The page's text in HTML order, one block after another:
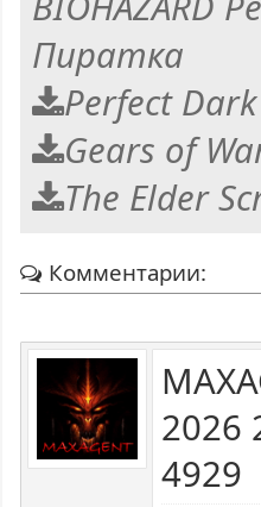
Пиратка
Perfect
Gears of
The Elder
Комментарии:
2026
4929